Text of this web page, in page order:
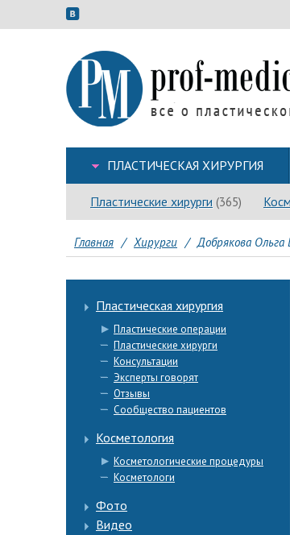
ПЛАСТИЧЕСКАЯ ХИРУРГИЯ
Пластические хирурги (365)
Главная / Хирурги / Добрякова Ольга
Пластическая хирургия
Пластические операции
Пластические хирурги
Консультации
Эксперты говорят
Отзывы
Сообщество пациентов
Косметология
Косметологические процедуры
Косметологи
Фото
Видео